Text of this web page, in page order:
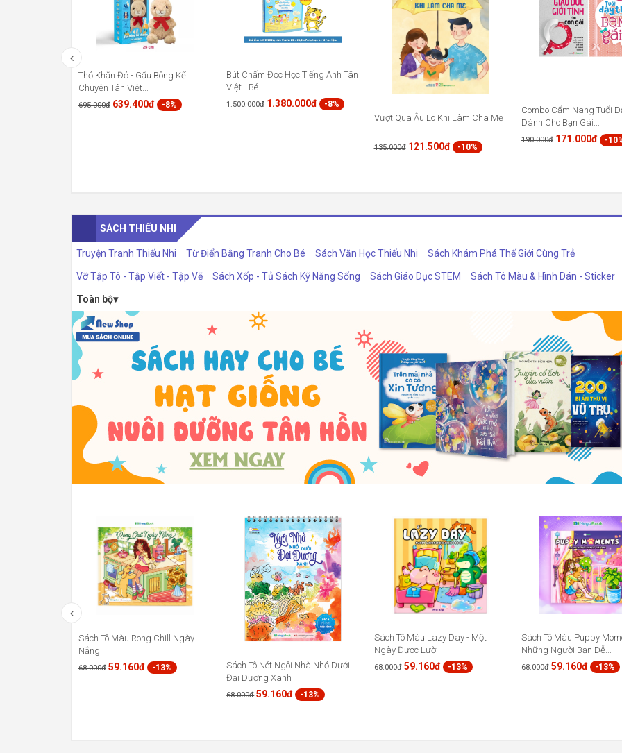
Thỏ Khăn Đỏ - Gấu Bông Kể
Chuyện Tân Việt...
695.000đ 639.400đ -8%
Bút Chấm Đọc Học Tiếng Anh Tân
Việt - Bé...
1.500.000đ 1.380.000đ -8%
Vượt Qua Âu Lo Khi Làm Cha Mẹ
135.000đ 121.500đ -10%
Combo Cẩm Nang Tuổi
Dành Cho Bạn Gái...
190.000đ 171.000đ -
SÁCH THIẾU NHI
Truyện Tranh Thiếu Nhi Từ Điển Bằng Tranh Cho Bé Sách Văn Học Thiếu Nhi Sách Khám Phá Thế Giới Cùng Trẻ
Vỡ Tập Tô - Tập Viết - Tập Vẽ Sách Xốp - Tủ Sách Kỹ Năng Sống Sách Giáo Dục STEM Sách Tô Màu & Hình Dán - Sticker
Toàn bộ
Sách Tô Màu Rong Chill Ngày
Nắng
68.000đ 59.160đ -13%
Sách Tô Nét Ngôi Nhà Nhỏ Dưới
Đại Dương Xanh
68.000đ 59.160đ -13%
Sách Tô Màu Lazy Day - Một
Ngày Được Lười
68.000đ 59.160đ -13%
Sách Tô Màu Puppy
Những Người Bạn Dễ...
68.000đ 59.160đ -13%